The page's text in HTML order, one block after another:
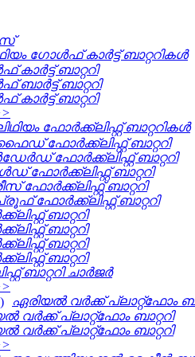
ഗോൾഫ് കാർട്ട് ബാറ്ററികൾ
കാർട്ട് ബാറ്ററി
ബാർട്ട് ബാറ്ററി
കാർട്ട് ബാറ്ററി
ഫോർക്ക്ലിഫ്റ്റ് ബാറ്ററികൾ
ഫോർക്ക്ലിഫ്റ്റ് ബാറ്ററി
ഫോർക്ക്ലിഫ്റ്റ് ബാറ്ററി
ഫോർക്ക്ലിഫ്റ്റ് ബാറ്ററി
ഫോർക്ക്ലിഫ്റ്റ് ബാറ്ററി
ഫോർക്ക്ലിഫ്റ്റ് ബാറ്ററി
ബാറ്ററി
ബാറ്ററി
ബാറ്ററി
ബാറ്ററി
ബാറ്ററി ചാർജർ
ഏരിയൽ വർക്ക് പ്ലാറ്റ്‌ഫോം
വർക്ക് പ്ലാറ്റ്‌ഫോം ബാറ്ററി
വർക്ക് പ്ലാറ്റ്‌ഫോം ബാറ്ററി